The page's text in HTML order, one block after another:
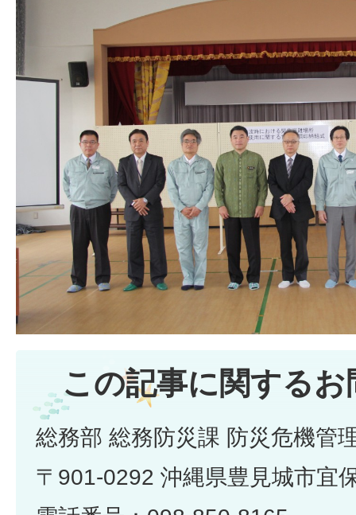
この記事に関する
総務部 総務防災課 防災危機管
〒901-0292 沖縄県豊見城市宜